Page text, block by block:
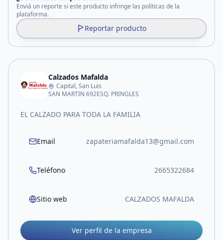
Enviá un reporte si este producto infringe las políticas de la
plataforma.
Reportar producto
Calzados Mafalda
Capital, San Luis
SAN MARTIN 692ESQ. PRINGLES
EL CALZADO PARA TODA LA FAMILIA
Email zapateriamafalda13@gmail.com
Teléfono 2665322684
Sitio web CALZADOS MAFALDA
Ver perfil de la empresa